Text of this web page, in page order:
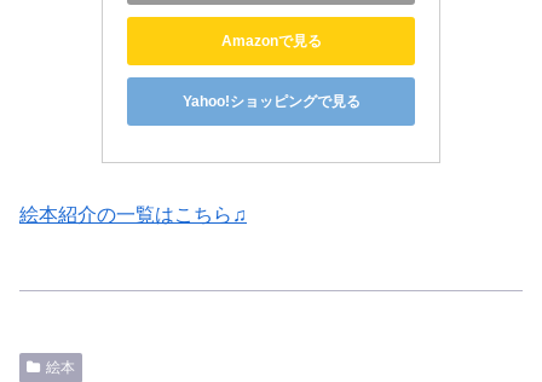
Amazonで見る
Yahoo!ショッピングで見る
絵本紹介の一覧はこちら♫
絵本